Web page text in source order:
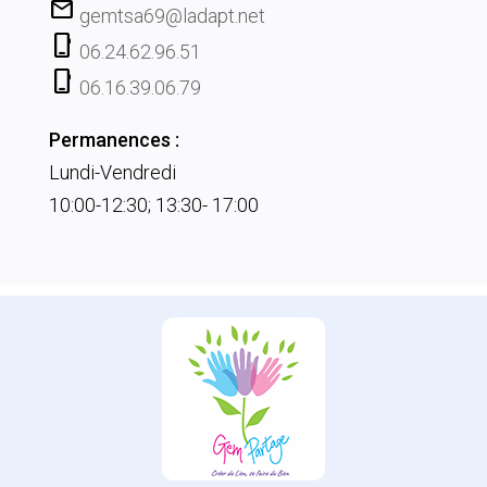
mail gemtsa69@ladapt.net
phone_iphone 06.24.62.96.51
phone_iphone 06.16.39.06.79
Permanences :
Lundi-Vendredi
10:00-12:30; 13:30- 17:00